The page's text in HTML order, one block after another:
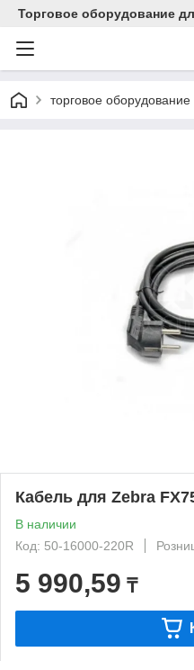
Торговое оборудование
торговое оборудование
Кабель для Zebra
В наличии
Код: 50-16000-220R
5 990,59 ₸